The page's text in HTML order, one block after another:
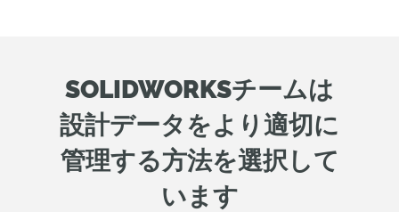
SOLIDWORKSチームは
設計データをより適切に
管理する方法を選択して
います